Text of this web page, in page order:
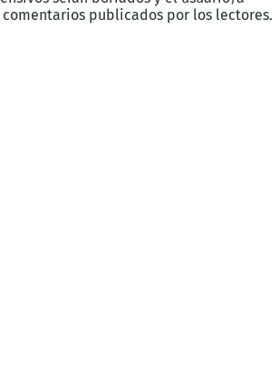
publicados por los lectores.